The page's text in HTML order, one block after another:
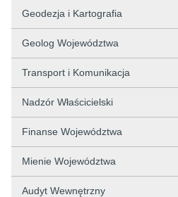
Geodezja i Kartografia
Geolog Województwa
Transport i Komunikacja
Nadzór Właścicielski
Finanse Województwa
Mienie Województwa
Audyt Wewnętrzny